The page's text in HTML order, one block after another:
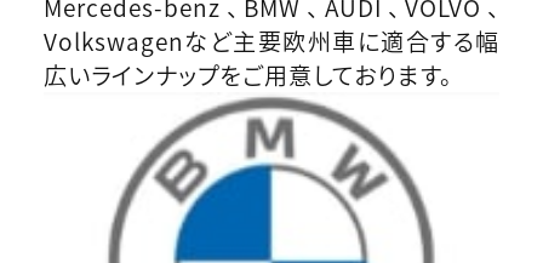
Mercedes-benz、BMW、AUDI、VOLVO、
Volkswagenなど主要欧州車に適合する幅
広いラインナップをご用意しております。